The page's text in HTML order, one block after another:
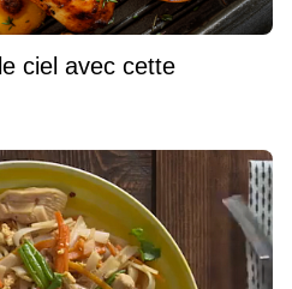
ciel avec cette